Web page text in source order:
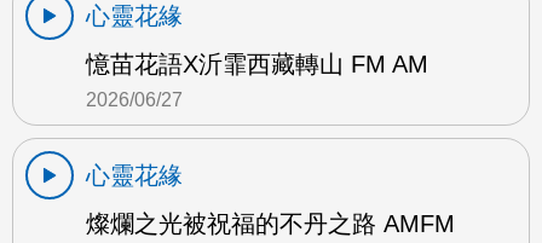
心靈花緣
憶苗花語X沂霏西藏轉山 FM AM
2026/06/27
心靈花緣
燦爛之光被祝福的不丹之路 AMFM